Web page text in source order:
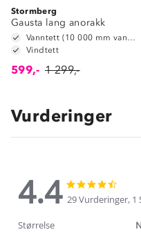
Stormberg
Gausta lang anorakk
Vindtett
599,- 1 299,-
Vurderinger
4.4
4.4
star
rating
star
rating
29 Vurderinger, 1
Størrelse